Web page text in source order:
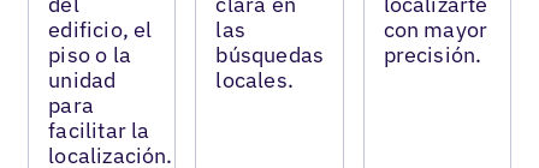
edificio, el
piso o la
unidad
para
facilitar la
localización.
las
búsquedas
locales.
con mayor
precisión.